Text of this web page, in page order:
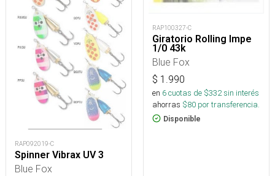
RAP092019-C
Spinner Vibrax UV 3
Blue Fox
RAP100327-C
Giratorio Rolling Impe
1/0 43k
Blue Fox
$ 1.990
en 6cuotas de $332sin interés
ahorras $80 por transferencia.
Disponible